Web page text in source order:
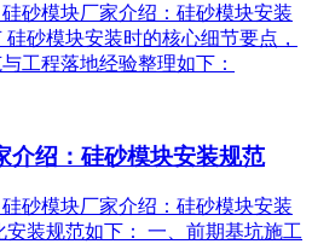
砂模块厂家介绍：硅砂模块安装
砂模块安装时的核心细节要点，
工程落地经验整理如下：
介绍：硅砂模块安装规范
砂模块厂家介绍：硅砂模块安装
安装规范如下： 一、前期基坑施工